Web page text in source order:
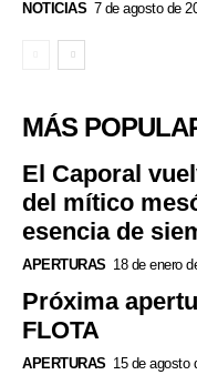
NOTICIAS 7 de agosto de
MÁS
El Caporal
del mítico
esencia de
APERTURAS 18 de enero
Próxima
FLOTA
APERTURAS 15 de agosto